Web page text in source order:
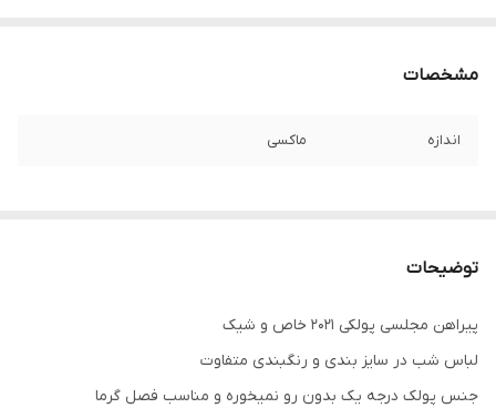
مشخصات
اندازه ماکسی
توضیحات
پیراهن مجلسی پولکی ۲۰۲۱ خاص و شیک
لباس شب در سایز بندی و رنگبندی متفاوت
جنس پولک درجه یک بدون رو نمیخوره و مناسب فصل گرما